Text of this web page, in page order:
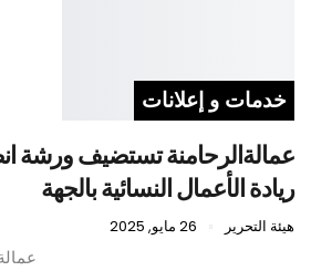
خدمات و إعلانات
عمالةالرحامنة تستضيف ورشة
ريادة الأعمال النسائية بالجهة
هيئة التحرير 26 مايو, 2025